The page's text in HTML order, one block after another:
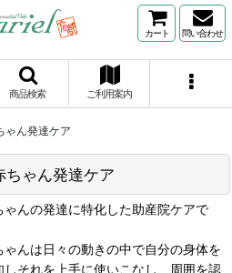
カート 問い合わせ
商品検索 ご利用案内
ゃん発達ケア
ちゃん発達ケア
ゃんの発達に特化した助産院ケアで
ゃんは日々の動きの中で自分の身体を
しそれを上手に使いこなし、周囲を認